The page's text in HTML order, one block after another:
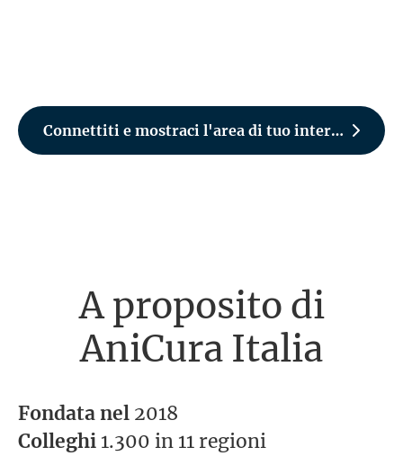
Connettiti e mostraci l'area di tuo interesse
A proposito di
AniCura Italia
Fondata nel 2018
Colleghi 1.300 in 11 regioni